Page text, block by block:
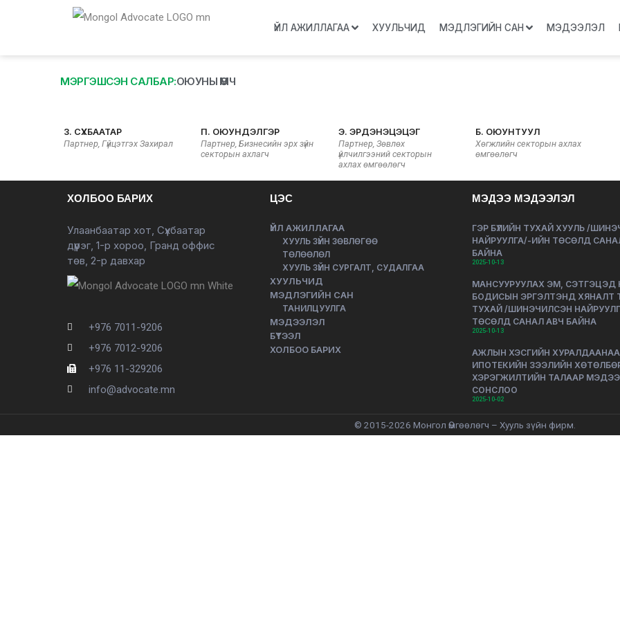
ҮЙЛ АЖИЛЛАГАА ХУУЛЬЧИД МЭДЛЭГИЙН САН МЭДЭЭЛЭЛ
МЭРГЭШСЭН САЛБАР:ОЮУНЫ ӨМЧ
З. СҮХБААТАР
Партнер, Гүйцэтгэх Захирал
П. ОЮУНДЭЛГЭР
Партнер, Бизнесийн эрх зүйн
секторын ахлагч
Э. ЭРДЭНЭЦЭЦЭГ
Партнер, Зөвлөх
үйлчилгээний секторын
ахлах өмгөөлөгч
Б. ОЮУНТУУЛ
Хөгжлийн секторын ахлах
өмгөөлөгч
ХОЛБОО БАРИХ
Улаанбаатар хот, Сүхбаатар
дүүрэг, 1-р хороо, Гранд оффис
төв, 2-р давхар
+976 7011-9206
+976 7012-9206
+976 11-329206
info@advocate.mn
ЦЭС
ҮЙЛ АЖИЛЛАГАА
ХУУЛЬ ЗҮЙН ЗӨВЛӨГӨӨ
ТӨЛӨӨЛӨЛ
ХУУЛЬ ЗҮЙН СУРГАЛТ, СУДАЛГАА
ХУУЛЬЧИД
МЭДЛЭГИЙН САН
ТАНИЛЦУУЛГА
МЭДЭЭЛЭЛ
БҮТЭЭЛ
ХОЛБОО БАРИХ
МЭДЭЭ МЭДЭЭЛЭЛ
ГЭР БҮЛИЙН ТУХАЙ ХУУЛЬ /
НАЙРУУЛГА/-ИЙН ТӨСӨЛД
БАЙНА
2025-10-13
МАНСУУРУУЛАХ ЭМ, СЭТГЭЦЭД
БОДИСЫН ЭРГЭЛТЭНД ХЯНАЛТ
ТУХАЙ /ШИНЭЧИЛСЭН
ТӨСӨЛД САНАЛ АВЧ БАЙНА
2025-10-13
АЖЛЫН ХЭСГИЙН
ИПОТЕКИЙН ЗЭЭЛИЙН
ХЭРЭГЖИЛТИЙН ТАЛААР
СОНСЛОО
2025-10-02
© 2015-2026 Монгол Өмгөөлөгч – Хууль зүйн фирм.